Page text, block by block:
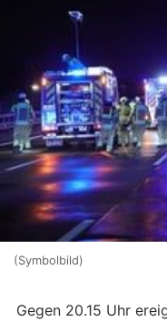
(Symbolbild)
Gegen 20.15 Uhr